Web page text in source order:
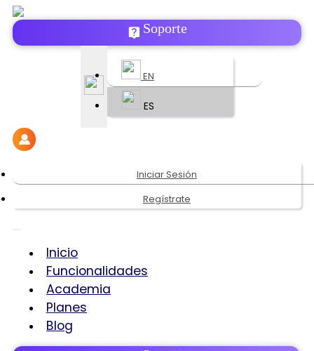
Soporte
EN
ES
Iniciar Sesión
Regístrate
Inicio
Funcionalidades
Academia
Planes
Blog